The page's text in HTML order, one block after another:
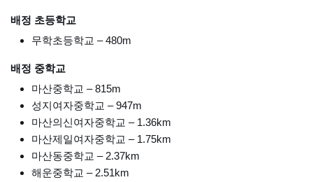
배정 초등학교
무학초등학교 – 480m
배정 중학교
마산중학교 – 815m
성지여자중학교 – 947m
마산의신여자중학교 – 1.36km
마산제일여자중학교 – 1.75km
마산동중학교 – 2.37km
해운중학교 – 2.51km